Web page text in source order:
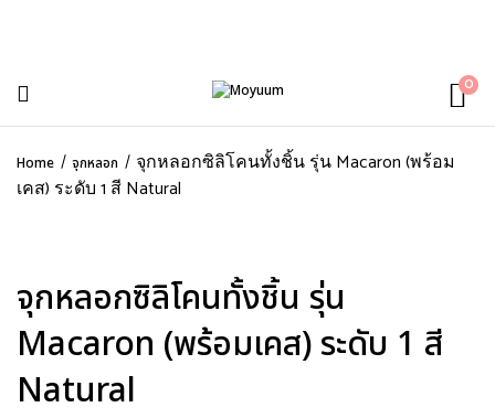
0
Home จุกหลอก
จุกหลอกซิลิโคนทั้งชิ้น รุ่น Macaron (พร้อม
เคส) ระดับ 1 สี Natural
จุกหลอกซิลิโคนทั้งชิ้น รุ่น
Macaron (พร้อมเคส) ระดับ 1 สี
Natural